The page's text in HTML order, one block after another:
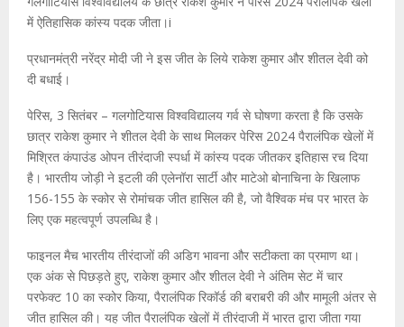
में ऐतिहासिक कांस्य पदक जीता।i
प्रधानमंत्री नरेंद्र मोदी जी ने इस जीत के लिये राकेश कुमार और शीतल देवी को
दी बधाई।
पेरिस, 3 सितंबर – गलगोटियास विश्वविद्यालय गर्व से घोषणा करता है कि उसके
छात्र राकेश कुमार ने शीतल देवी के साथ मिलकर पेरिस 2024 पैरालंपिक खेलों में
मिश्रित कंपाउंड ओपन तीरंदाजी स्पर्धा में कांस्य पदक जीतकर इतिहास रच दिया
है। भारतीय जोड़ी ने इटली की एलेनॉरा सार्टी और माटेओ बोनाचिना के खिलाफ
156-155 के स्कोर से रोमांचक जीत हासिल की है, जो वैश्विक मंच पर भारत के
लिए एक महत्वपूर्ण उपलब्धि है।
फाइनल मैच भारतीय तीरंदाजों की अडिग भावना और सटीकता का प्रमाण था।
एक अंक से पिछड़ते हुए, राकेश कुमार और शीतल देवी ने अंतिम सेट में चार
परफेक्ट 10 का स्कोर किया, पैरालंपिक रिकॉर्ड की बराबरी की और मामूली अंतर से
जीत हासिल की। यह जीत पैरालंपिक खेलों में तीरंदाजी में भारत द्वारा जीता गया